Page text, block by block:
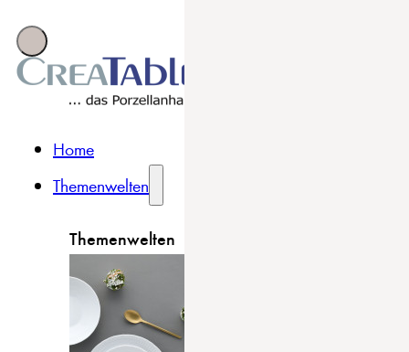
Home
Themenwelten
Themenwelten